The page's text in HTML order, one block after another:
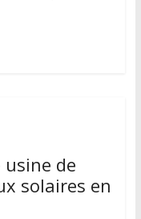
usine de
solaires en